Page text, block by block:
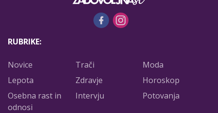
RUBRIKE:
Novice Trači
Moda
Lepota
Zdravje
Horoskop
Osebna rast in
odnosi
Intervju Potovanja